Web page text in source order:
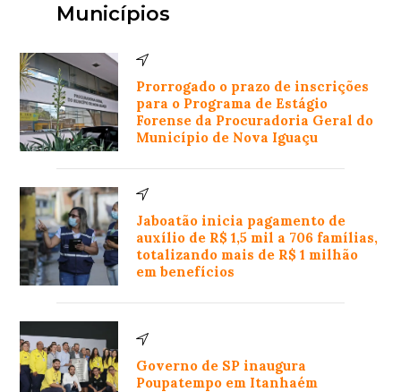
Municípios
Prorrogado o prazo de inscrições
para o Programa de Estágio
Forense da Procuradoria Geral do
Município de Nova Iguaçu
Jaboatão inicia pagamento de
auxílio de R$ 1,5 mil a 706 famílias,
totalizando mais de R$ 1 milhão
em benefícios
Governo de SP inaugura
Poupatempo em Itanhaém